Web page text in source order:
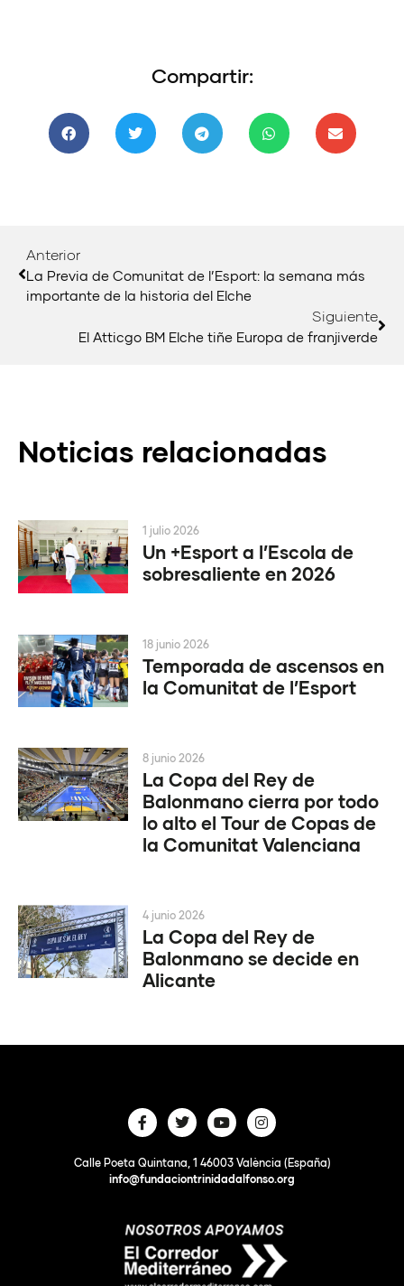
Compartir:
Anterior
La Previa de Comunitat de l’Esport: la semana más
importante de la historia del Elche
Siguiente
El Atticgo BM Elche tiñe Europa de franjiverde
Noticias relacionadas
Un +Esport a l’Escola de
sobresaliente en 2026
1 julio 2026
Temporada de ascensos en
la Comunitat de l’Esport
18 junio 2026
La Copa del Rey de
Balonmano cierra por todo
lo alto el Tour de Copas de
la Comunitat Valenciana
8 junio 2026
La Copa del Rey de
Balonmano se decide en
Alicante
4 junio 2026
Calle Poeta Quintana, 1 46003 València (España)
info@fundaciontrinidadalfonso.org